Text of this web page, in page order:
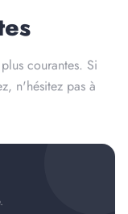
courantes. Si
n'hésitez pas à